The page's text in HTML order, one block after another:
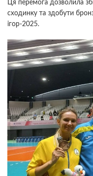
Ця перемога дозволила
сходинку та здобути
ігор-2025.